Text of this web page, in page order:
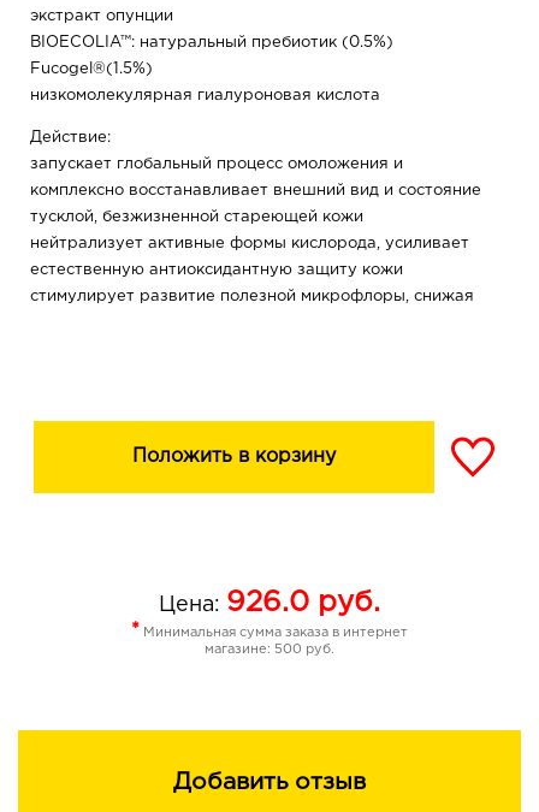
экстракт опунции
BIOECOLIA™: натуральный пребиотик (0.5%)
Fucogel®(1.5%)
низкомолекулярная гиалуроновая кислота
Действие:
запускает глобальный процесс омоложения и
комплексно восстанавливает внешний вид и состояние
тусклой, безжизненной стареющей кожи
нейтрализует активные формы кислорода, усиливает
естественную антиоксидантную защиту кожи
стимулирует развитие полезной микрофлоры, снижая
Положить в корзину
Цена: 926.0 руб.
* Минимальная сумма заказа в интернет
магазине: 500 руб.
Добавить отзыв